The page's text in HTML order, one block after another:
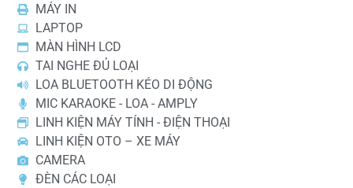
MÁY IN
LAPTOP
MÀN HÌNH LCD
TAI NGHE ĐỦ LOẠI
LOA BLUETOOTH KÉO DI ĐỘNG
MIC KARAOKE - LOA - AMPLY
LINH KIỆN MÁY TÍNH - ĐIỆN THOẠI
LINH KIỆN OTO – XE MÁY
CAMERA
ĐÈN CÁC LOẠI